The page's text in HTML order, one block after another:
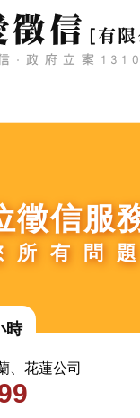
徵信服
所有問題
時
、花蓮公司